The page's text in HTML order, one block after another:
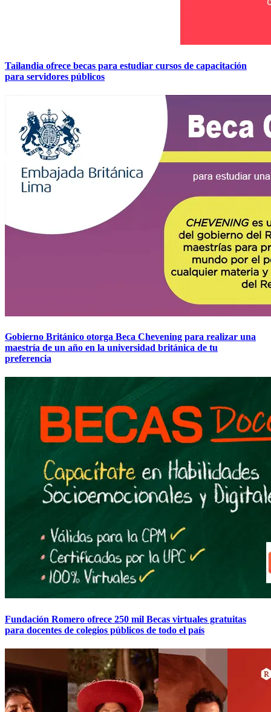
Tailandia ofrece becas para estudiar cursos de capacitación
para servidores públicos
Gobierno Británico otorga Beca Chevening para realizar una
maestría de un año en la universidad británica de tu
preferencia
Fundación Romero ofrece 250 mil Becas virtuales gratuitas
para docentes de colegios públicos de todo el país